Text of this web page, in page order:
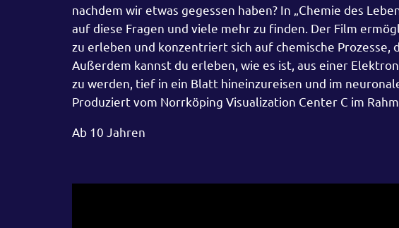
nachdem wir etwas gegessen haben? In „Chemie des
auf diese Fragen und viele mehr zu finden. Der Film
zu erleben und konzentriert sich auf chemische Prozesse,
Außerdem kannst du erleben, wie es ist, aus einer
zu werden, tief in ein Blatt hineinzureisen und im
Produziert vom Norrköping Visualization Center C im
Ab 10 Jahren